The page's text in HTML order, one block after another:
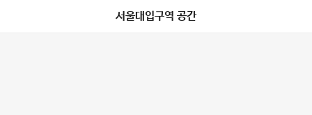
서울대입구역 공간